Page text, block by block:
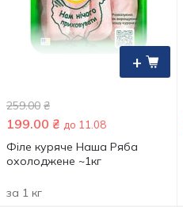
+
259.00 ₴
199.00 ₴ до 11.08
Філе куряче Наша Ряба
охолоджене ~1кг
за 1 кг